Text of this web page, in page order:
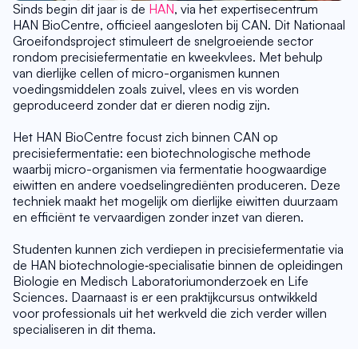
Sinds begin dit jaar is de HAN, via het expertisecentrum
HAN BioCentre, officieel aangesloten bij CAN. Dit Nationaal
Groeifondsproject stimuleert de snelgroeiende sector
rondom precisiefermentatie en kweekvlees. Met behulp
van dierlijke cellen of micro-organismen kunnen
voedingsmiddelen zoals zuivel, vlees en vis worden
geproduceerd zonder dat er dieren nodig zijn.
Het HAN BioCentre focust zich binnen CAN op
precisiefermentatie: een biotechnologische methode
waarbij micro-organismen via fermentatie hoogwaardige
eiwitten en andere voedselingrediënten produceren. Deze
techniek maakt het mogelijk om dierlijke eiwitten duurzaam
en efficiënt te vervaardigen zonder inzet van dieren.
Studenten kunnen zich verdiepen in precisiefermentatie via
de HAN biotechnologie‑specialisatie binnen de opleidingen
Biologie en Medisch Laboratoriumonderzoek en Life
Sciences. Daarnaast is er een praktijkcursus ontwikkeld
voor professionals uit het werkveld die zich verder willen
specialiseren in dit thema.